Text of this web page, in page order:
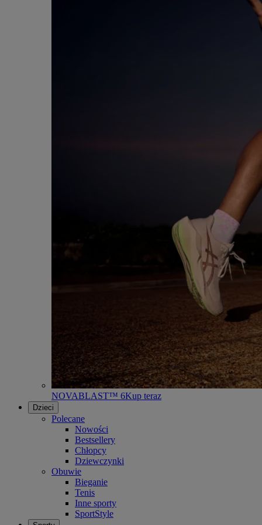
NOVABLAST™ 6Kup teraz
Dzieci
Polecane
Nowości
Bestsellery
Chłopcy
Dziewczynki
Obuwie
Bieganie
Tenis
Inne sporty
SportStyle